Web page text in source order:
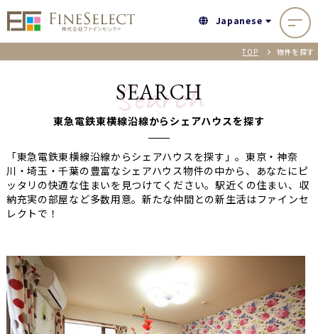
Japanese
TOP 物件を探す
SEARCH
東急電鉄東横線沿線からシェアハウスを探す
Search
「東急電鉄東横線沿線からシェアハウスを探す」。東京・神奈
川・埼玉・千葉の豊富なシェアハウス物件の中から、あなたにピ
ッタリの快適な住まいを見つけてください。駅近くの住まい、収
納充実の部屋など多数用意。新たな仲間との新生活はファインセ
レクトで！